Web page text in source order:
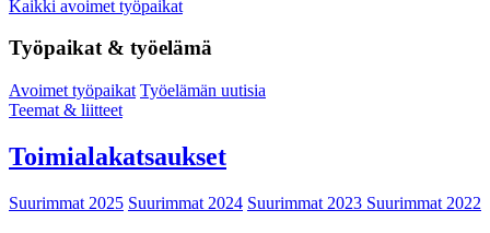
Kaikki avoimet työpaikat
Työpaikat & työelämä
Avoimet työpaikat Työelämän uutisia
Teemat & liitteet
Toimialakatsaukset
Suurimmat 2025 Suurimmat 2024 Suurimmat 2023 Suurimmat 2022